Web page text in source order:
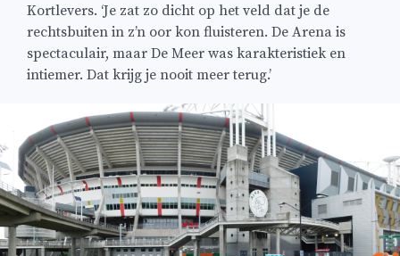
Kortlevers. ‘Je zat zo dicht op het veld dat je de
rechtsbuiten in z’n oor kon fluisteren. De Arena is
spectaculair, maar De Meer was karakteristiek en
intiemer. Dat krijg je nooit meer terug.’